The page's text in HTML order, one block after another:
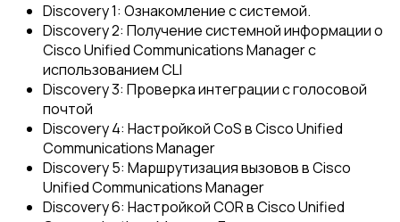
Discovery 1: Ознакомление с системой.
Discovery 2: Получение системной информации о
Cisco Unified Communications Manager с
использованием CLI
Discovery 3: Проверка интеграции с голосовой
почтой
Discovery 4: Настройкой CoS в Cisco Unified
Communications Manager
Discovery 5: Маршрутизация вызовов в Cisco
Unified Communications Manager
Discovery 6: Настройкой COR в Cisco Unified